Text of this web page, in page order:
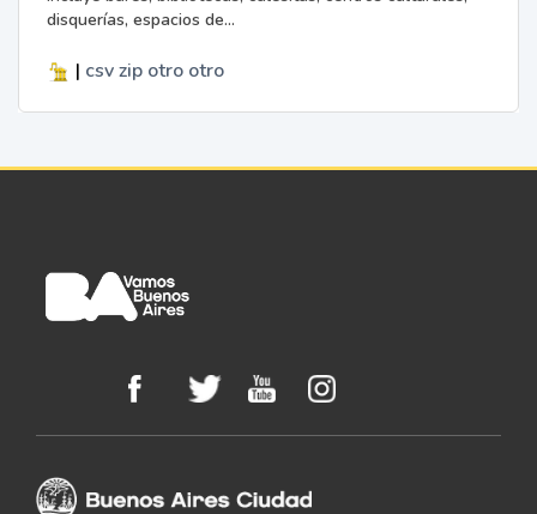
disquerías, espacios de...
| csv zip otro otro